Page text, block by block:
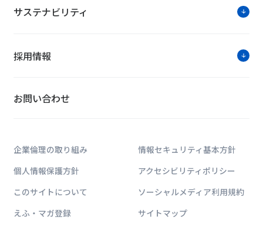
サステナビリティ
採用情報
お問い合わせ
企業倫理の取り組み
情報セキュリティ基本方針
個人情報保護方針
アクセシビリティポリシー
このサイトについて
ソーシャルメディア利用規約
えふ・マガ登録
サイトマップ